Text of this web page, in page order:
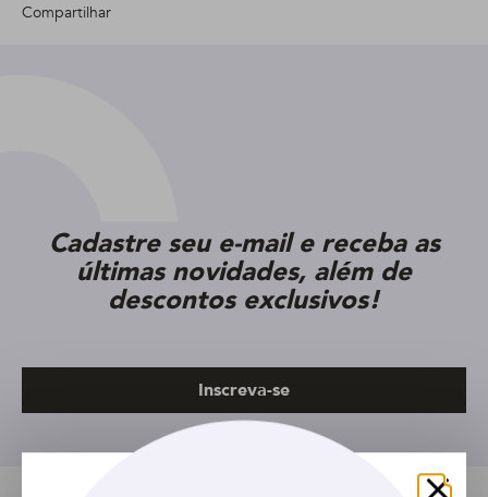
Compartilhar
Cadastre seu e-mail e receba as
últimas novidades, além de
descontos exclusivos!
Inscreva-se